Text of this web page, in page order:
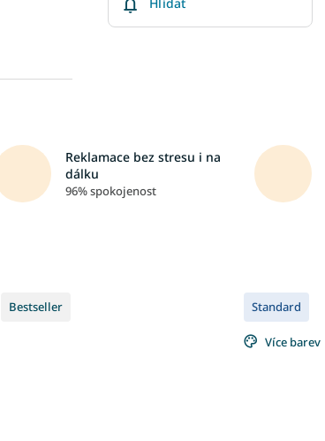
Reklamace bez stresu i na
dálku
96% spokojenost
Bestseller Standard
Více barev